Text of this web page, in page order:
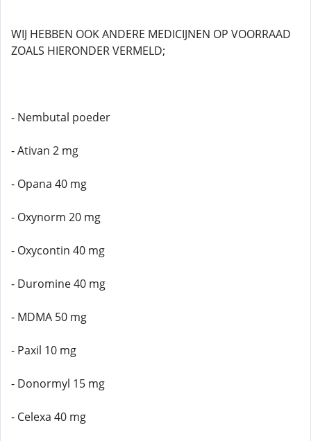
WIJ HEBBEN OOK ANDERE MEDICIJNEN OP VOORRAAD
ZOALS HIERONDER VERMELD;
- Nembutal poeder
- Ativan 2 mg
- Opana 40 mg
- Oxynorm 20 mg
- Oxycontin 40 mg
- Duromine 40 mg
- MDMA 50 mg
- Paxil 10 mg
- Donormyl 15 mg
- Celexa 40 mg